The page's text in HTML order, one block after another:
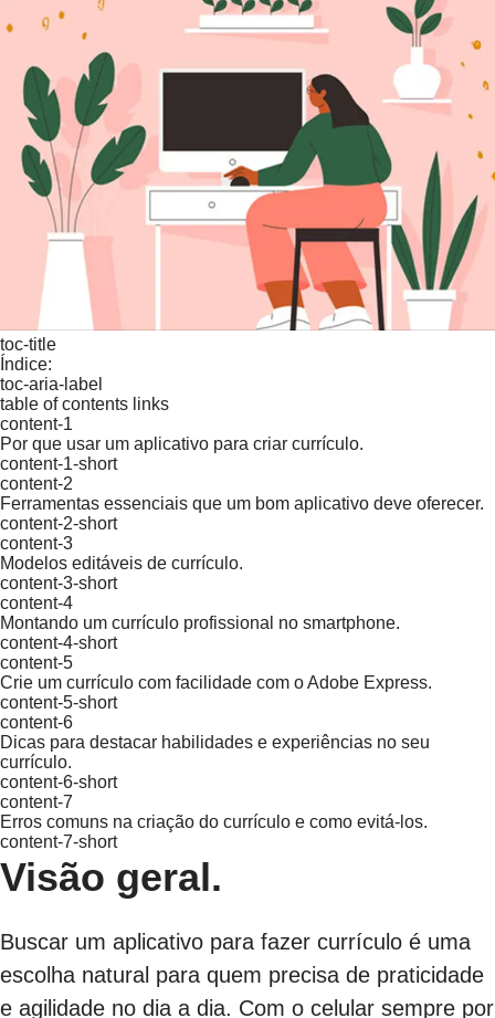
toc-title
Índice:
toc-aria-label
table of contents links
content-1
Por que usar um aplicativo para criar currículo.
content-1-short
content-2
Ferramentas essenciais que um bom aplicativo deve oferecer.
content-2-short
content-3
Modelos editáveis de currículo.
content-3-short
content-4
Montando um currículo profissional no smartphone.
content-4-short
content-5
Crie um currículo com facilidade com o Adobe Express.
content-5-short
content-6
Dicas para destacar habilidades e experiências no seu
currículo.
content-6-short
content-7
Erros comuns na criação do currículo e como evitá-los.
content-7-short
Visão geral.
Buscar um aplicativo para fazer currículo é uma
escolha natural para quem precisa de praticidade
e agilidade no dia a dia. Com o celular sempre por